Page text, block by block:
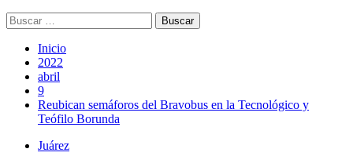
Buscar:
Inicio
2022
abril
9
Reubican semáforos del Bravobus en la Tecnológico y
Teófilo Borunda
Juárez